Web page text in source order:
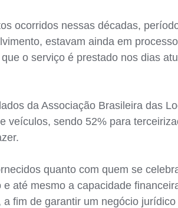
ocorridos nessas décadas,
estavam ainda em
o serviço é prestado nos dias
da Associação Brasileira das
veículos, sendo 52% para
quanto com quem se
até mesmo a capacidade
fim de garantir um negócio